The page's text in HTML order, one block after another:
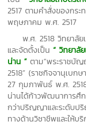
2517 ตามคำสั่งของกร
พฤษภาคม พ.ศ. 2517
พ.ศ. 2518 วิทยาลัยเ
และจัดตั้งเป็น “ วิทยาลั
น่าน ” ตาม“พระราชบัญ
2518” (ราชกิจจานุเบ
27 กุมภาพันธ์ พ.ศ.
น่านได้ก้าวพัฒนาการศึ
กว่าปริญญาและระดับป
ทางด้านวิชาชีพและให้บ